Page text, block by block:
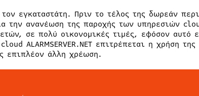
εγκαταστάτη. Πριν το τέλος της δωρεάν
την ανανέωση της παροχής των υπηρεσιών
σε πολύ οικονομικές τιμές, εφόσον αυτό
ALARMSERVER.NET επιτρέπεται η χρήση
επιπλέον άλλη χρέωση.